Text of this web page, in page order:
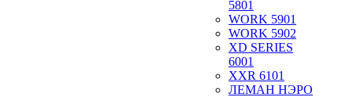
5801
WORK 5901
WORK 5902
XD SERIES
6001
XXR 6101
ЛЕМАН НЭРО